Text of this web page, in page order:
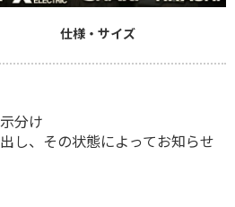
仕様・サイズ
分け
し、その状態によってお知らせ